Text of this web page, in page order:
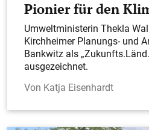
Manuel Schmid (CSV
Pionier für den
Umweltministerin Thekla
Kirchheimer Planungs- und
Bankwitz als
ausgezeichnet.
Katja Eisenhardt